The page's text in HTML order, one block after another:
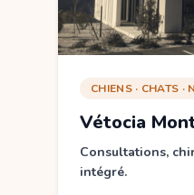
CHIENS · CHATS ·
Vétocia
Consultations,
intégré.